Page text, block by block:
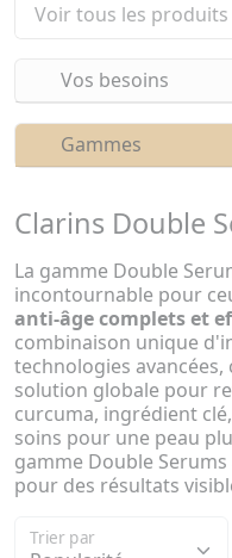
Voir tous les produits
Vos besoins
Gammes
Clarins Double
La gamme Double
incontournable pour
anti-âge complets et
combinaison unique
technologies
solution globale pour
curcuma, ingrédient
soins pour une peau
gamme Double
pour des résultats
Trier par